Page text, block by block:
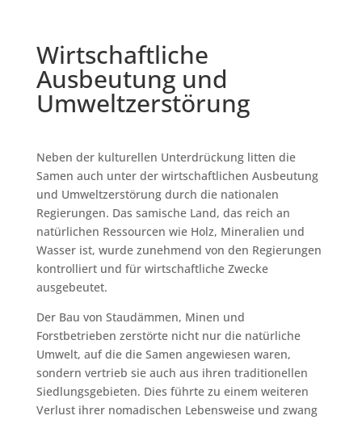
Wirtschaftliche
Ausbeutung und
Umweltzerstörung
Neben der kulturellen Unterdrückung litten die
Samen auch unter der wirtschaftlichen Ausbeutung
und Umweltzerstörung durch die nationalen
Regierungen. Das samische Land, das reich an
natürlichen Ressourcen wie Holz, Mineralien und
Wasser ist, wurde zunehmend von den Regierungen
kontrolliert und für wirtschaftliche Zwecke
ausgebeutet.
Der Bau von Staudämmen, Minen und
Forstbetrieben zerstörte nicht nur die natürliche
Umwelt, auf die die Samen angewiesen waren,
sondern vertrieb sie auch aus ihren traditionellen
Siedlungsgebieten. Dies führte zu einem weiteren
Verlust ihrer nomadischen Lebensweise und zwang